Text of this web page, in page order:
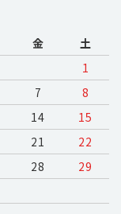
検索する
金
土
1
7
8
14
15
21
22
28
29